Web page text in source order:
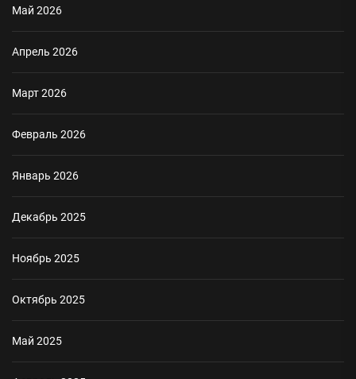
Май 2026
Апрель 2026
Март 2026
Февраль 2026
Январь 2026
Декабрь 2025
Ноябрь 2025
Октябрь 2025
Май 2025